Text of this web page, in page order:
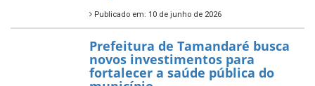
Política Nacional Aldir Blanc
— Tamandaré tem Plano de
Aplicação de Recursos (PAR)
habilitado
7 de novembro de 2025